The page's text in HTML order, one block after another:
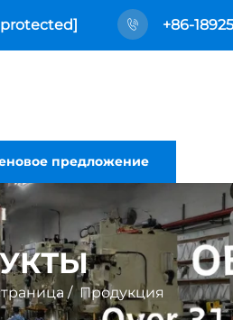
+86-
предложение
/Продукция